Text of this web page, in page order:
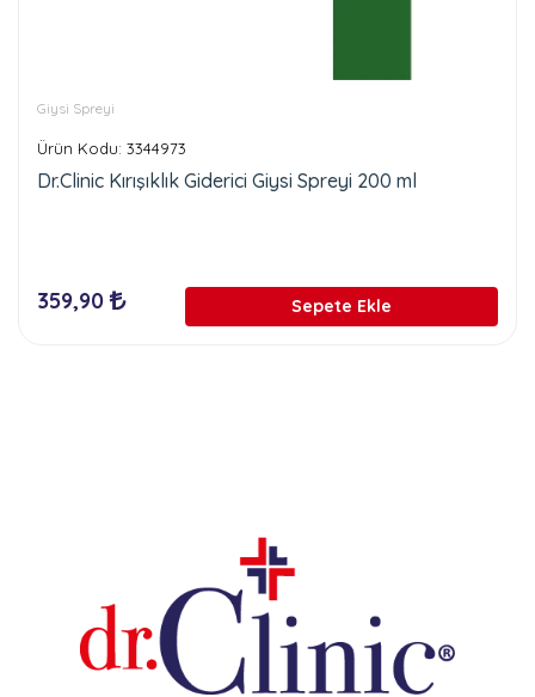
Giysi Spreyi
Ürün Kodu: 3344973
Dr.Clinic Kırışıklık Giderici Giysi Spreyi 200 ml
359,90 Sepete Ekle